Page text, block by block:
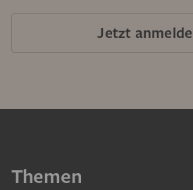
Jetzt
Themen